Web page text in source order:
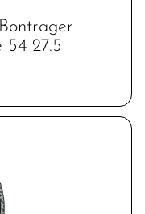
54 27.5